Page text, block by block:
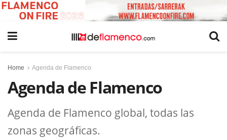
Home Agenda de Flamenco
Agenda de Flamenco
Agenda de Flamenco global, todas las
zonas geográficas.